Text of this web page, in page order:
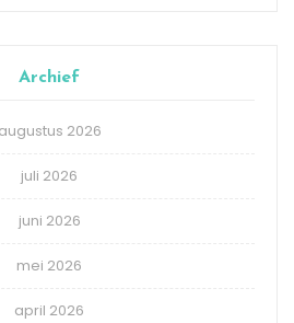
Archief
augustus 2026
juli 2026
juni 2026
mei 2026
april 2026